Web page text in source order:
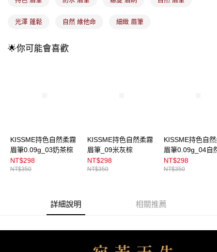
帳／街口支付／iPASS MONEY」等通路繳費。
【注意事項】
買賣價金債權讓與本公司後，依約使用本公司帳單繳交帳款。
每筆NT$100，滿NT$899(含以上)免運費
每筆NT$100，滿NT$399(含以上)免運費
光澤 蓬鬆 自然 維他命 細緻 眉筆
🌟你可能會喜歡
KISSME持色自然柔霧
眉筆0.09g_03奶茶棕
NT$298
NT$350
KISSME持色自然柔霧
眉筆_09米灰棕
NT$298
NT$350
KISSME持色自
眉筆0.09g_04自
NT$298
NT$350
詳細說明 相關推薦